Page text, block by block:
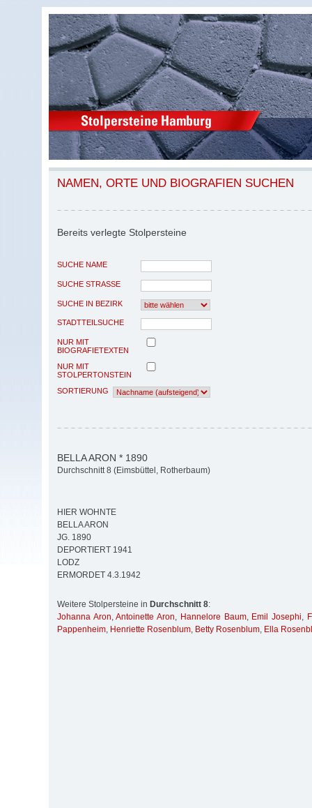
NAMEN, ORTE UND BIOGRAFIEN SUCHEN
Bereits verlegte Stolpersteine
SUCHE NAME
SUCHE STRASSE
SUCHE IN BEZIRK
STADTTEILSUCHE
NUR MIT
BIOGRAFIETEXTEN
NUR MIT
STOLPERTONSTEIN
SORTIERUNG
BELLA ARON * 1890
Durchschnitt 8 (Eimsbüttel, Rotherbaum)
HIER WOHNTE
BELLA ARON
JG. 1890
DEPORTIERT 1941
LODZ
ERMORDET 4.3.1942
Weitere Stolpersteine in Durchschnitt 8:
Johanna Aron,Antoinette Aron, Hannelore Baum, Emil Josephi,
Pappenheim, Henriette Rosenblum, Betty Rosenblum, Ella